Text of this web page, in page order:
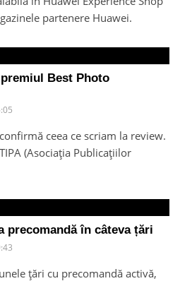
partenere Huawei.
Best Photo
ceea ce scriam la review.
(Asociația Publicațiilor
precomandă în câteva țări
țări cu precomandă activă,